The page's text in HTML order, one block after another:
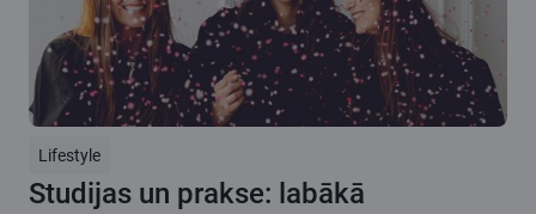
Lifestyle
Studijas un prakse: labākā